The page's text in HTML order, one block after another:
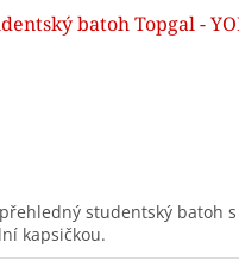
batoh Topgal -
studentský batoh
kapsičkou.